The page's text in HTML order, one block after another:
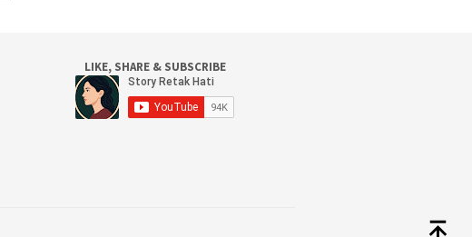
LIKE, SHARE & SUBSCRIBE